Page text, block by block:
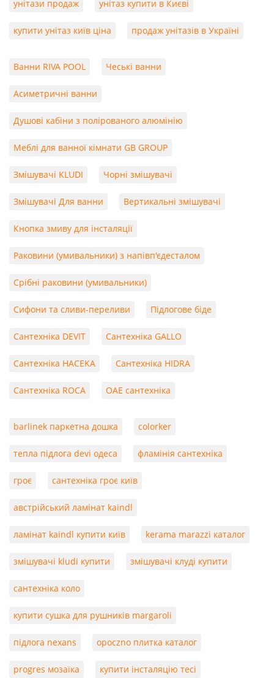
унітази продаж унітаз купити в Києві
купити унітаз київ ціна продаж унітазів в Україні
Ванни RIVA POOL Чеські ванни
Асиметричні ванни
Душові кабіни з полірованого алюмінію
Меблі для ванної кімнати GB GROUP
Змішувачі KLUDI Чорні змішувачі
Змішувачі Для ванни Вертикальні змішувачі
Кнопка змиву для інсталяції
Раковини (умивальники) з напівп'єдесталом
Срібні раковини (умивальники)
Сифони та сливи-переливи Підлогове біде
Сантехніка DEVIT Сантехніка GALLO
Сантехніка HACEKA Сантехніка HIDRA
Сантехніка ROCA ОАЕ сантехніка
barlinek паркетна дошка colorker
тепла підлога devi одеса фламінія сантехніка
гроє сантехніка гроє київ
австрійський ламінат kaindl
ламінат kaindl купити київ kerama marazzi каталог
змішувачі kludi купити змішувачі клуді купити
сантехніка коло
купити сушка для рушників margaroli
підлога nexans opoczno плитка каталог
progres мозаїка купити інсталяцію тесі